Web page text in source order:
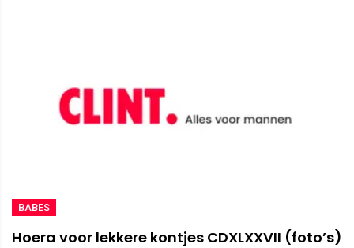
BABES
Hoera voor lekkere kontjes CDXLXXVII (foto’s)